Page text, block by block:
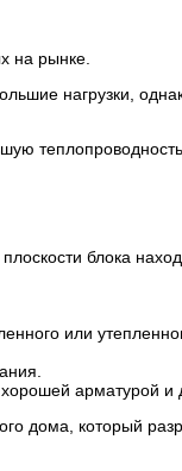
на рынке.
нагрузки,
блока
или
хорошей арматурой
дома, который